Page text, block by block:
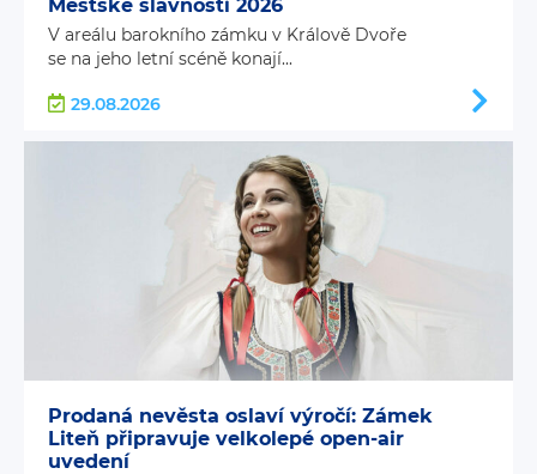
Městské slavnosti 2026
V areálu barokního zámku v Králově Dvoře
se na jeho letní scéně konají...
29.08.2026
Prodaná nevěsta oslaví výročí: Zámek
Liteň připravuje velkolepé open-air
uvedení